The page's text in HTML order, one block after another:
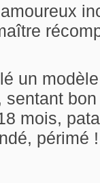
un
mois,
périmé !